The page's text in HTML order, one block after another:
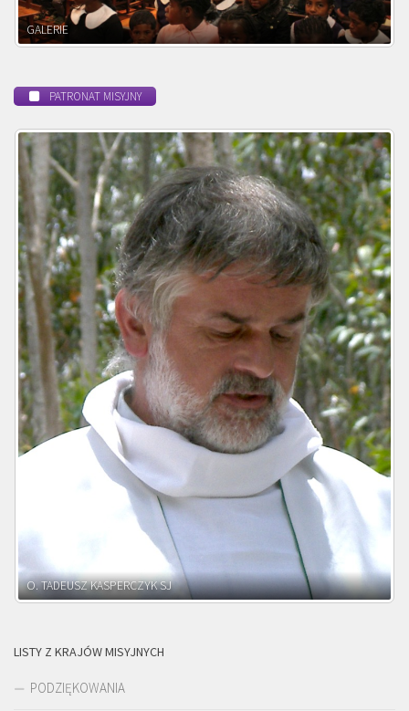
POWOŁANIE MISYJNE
PATRONAT MISYJNY
O. ADNRZEJ LEŚNIARA SJ
LISTY Z KRAJÓW MISYJNYCH
PODZIĘKOWANIA